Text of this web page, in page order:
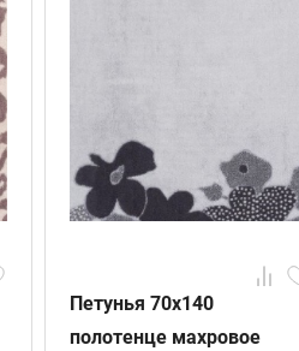
Петунья 70х140
полотенце махровое